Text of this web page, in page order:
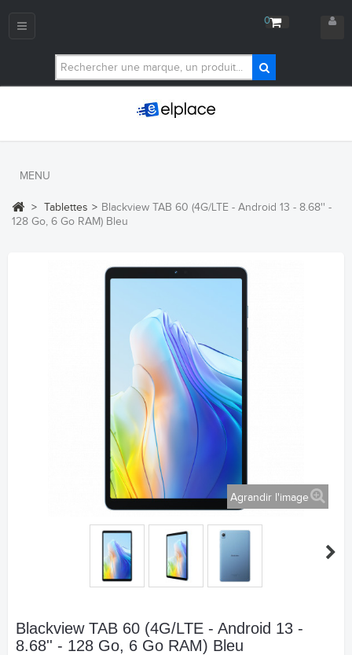
0
Navigation
MENU
> Tablettes > Blackview TAB 60 (4G/LTE - Android 13 - 8.68'' -
128 Go, 6 Go RAM) Bleu
Agrandir l'image
Blackview TAB 60 (4G/LTE - Android 13 -
8.68'' - 128 Go, 6 Go RAM) Bleu